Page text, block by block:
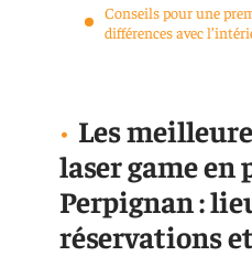
Conseils pour une
différences avec
Les
laser game en
Perpignan :
réservations